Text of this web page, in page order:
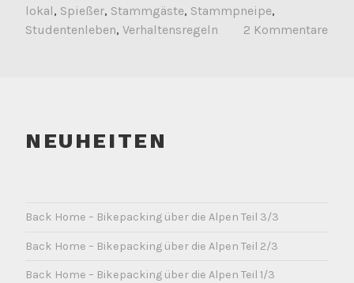
lokal, Spießer, Stammgäste, Stammpneipe,
Studentenleben, Verhaltensregeln 2 Kommentare
NEUHEITEN
Back Home – Bikepacking über die Alpen Teil 3/3
Back Home – Bikepacking über die Alpen Teil 2/3
Back Home – Bikepacking über die Alpen Teil 1/3